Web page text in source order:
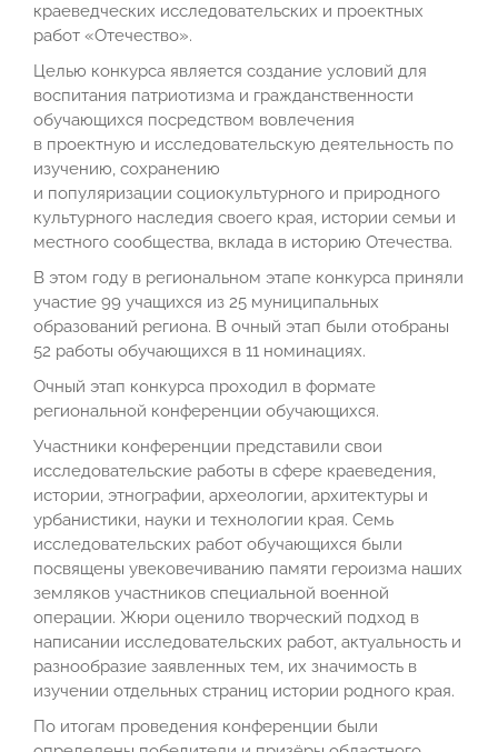
краеведческих исследовательских и проектных
работ «Отечество».
Целью конкурса является создание условий для
воспитания патриотизма и гражданственности
обучающихся посредством вовлечения
в проектную и исследовательскую деятельность по
изучению, сохранению
и популяризации социокультурного и природного
культурного наследия своего края, истории семьи и
местного сообщества, вклада в историю Отечества.
В этом году в региональном этапе конкурса приняли
участие 99 учащихся из 25 муниципальных
образований региона. В очный этап были отобраны
52 работы обучающихся в 11 номинациях.
Очный этап конкурса проходил в формате
региональной конференции обучающихся.
Участники конференции представили свои
исследовательские работы в сфере краеведения,
истории, этнографии, археологии, архитектуры и
урбанистики, науки и технологии края. Семь
исследовательских работ обучающихся были
посвящены увековечиванию памяти героизма наших
земляков участников специальной военной
операции. Жюри оценило творческий подход в
написании исследовательских работ, актуальность и
разнообразие заявленных тем, их значимость в
изучении отдельных страниц истории родного края.
По итогам проведения конференции были